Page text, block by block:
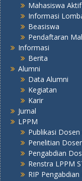
Mahasiswa Aktif
Informasi
Beasiswa
Pendaftaran
Informasi
Berita
Alumni
Data Alumni
Kegiatan
Karir
Jurnal
LPPM
Publikasi
Penelitian
Pengabdian
Renstra LPPM
RIP